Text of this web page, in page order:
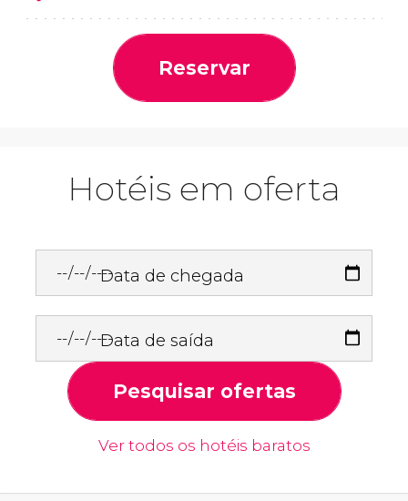
Reservar
Hotéis em oferta
Data de chegada
Data de saída
Pesquisar ofertas
Ver todos os hotéis baratos